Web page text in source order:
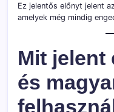
Ez jelentős előnyt jelent
amelyek még mindig
Mit jelent
és